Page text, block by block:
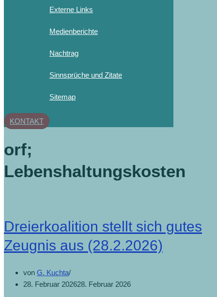
Externe Links
Medienberichte
Nachtrag
Sinnsprüche und Zitate
Sitemap
KONTAKT
orf;
Lebenshaltungskosten
Dreierkoalition stellt sich gutes
Zeugnis aus (28.2.2026)
von G. Kuchta
28. Februar 202628. Februar 2026